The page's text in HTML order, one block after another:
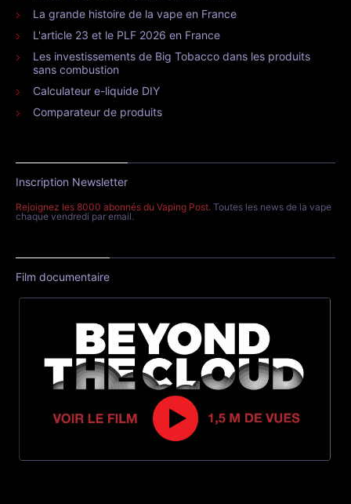
La grande histoire de la vape en France
L'article 23 et le PLF 2026 en France
Les investissements de Big Tobacco dans les produits
sans combustion
Calculateur e-liquide DIY
Comparateur de produits
Inscription Newsletter
Rejoignez les 8000 abonnés du Vaping Post. Toutes les news de la vape
chaque vendredi par email.
Film documentaire